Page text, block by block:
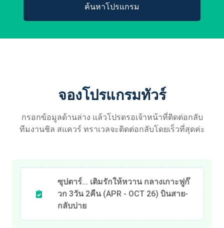
ค้นหาโปรแกรม
จองโปรแกรมทัวร์
กรอกข้อมูลด้านล่าง แล้วโปรดรอเจ้าหน้าที่ติดต่อกลับ
ทีมงานชิล สแควร์ ทราเวลจะติดต่อกลับโดยเร็วที่สุดค่ะ
ซุปตาร์... เติมรักให้หวาน กลางเกาะฟูก๊
วก 3วัน 2คืน (APR - OCT 26) บินสาย-
กลับบ่าย